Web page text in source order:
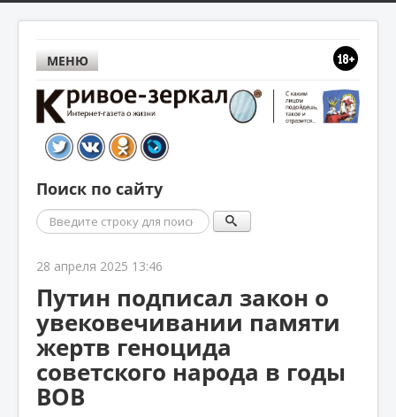
МЕНЮ
Поиск по сайту
Поиск
28 апреля 2025 13:46
Путин подписал закон о
увековечивании памяти
жертв геноцида
советского народа в годы
ВОВ